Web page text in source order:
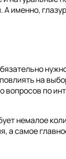
именно,
на
вопросов по
немалое
самое